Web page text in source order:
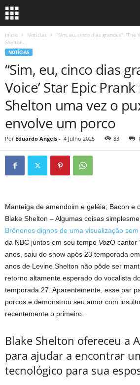
Início Notícias
“Sim, eu, cinco dias grandes”: ‘The
Shelton...
NOTÍCIAS
“Sim, eu, cinco dias
Voice’ Star Epic
Shelton uma vez o
envolve um porco
Por Eduardo Angels - 4 Julho 2025 83
Manteiga de amendoim e geléia; Bacon e
Blake Shelton – Algumas coisas
Brônenos dignos de uma visualização sem
da NBC juntos em seu tempo VozO cantor
anos, saiu do show após 23 temporada
anos de Levine Shelton não pôde ser
retorno altamente esperado do vocalista
temporada 27. Aparentemente, esse par
porcos e demonstrou seu amor com
recentemente o primeiro.
Blake Shelton ofereceu a
para ajudar a encontrar
tecnológico para sua